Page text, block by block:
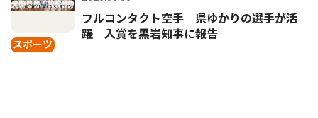
スポーツ
フルコンタクト空手 県ゆかりの選手が活
躍 入賞を黒岩知事に報告